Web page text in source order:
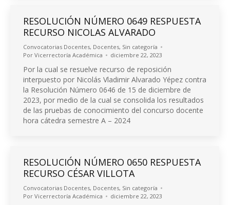
RESOLUCIÓN NÚMERO 0649 RESPUESTA
RECURSO NICOLAS ALVARADO
Convocatorias Docentes, Docentes, Sin categoría
Por Vicerrectoría Académica diciembre 22, 2023
Por la cual se resuelve recurso de reposición
interpuesto por Nicolás Vladimir Alvarado Yépez contra
la Resolución Número 0646 de 15 de diciembre de
2023, por medio de la cual se consolida los resultados
de las pruebas de conocimiento del concurso docente
hora cátedra semestre A – 2024
RESOLUCIÓN NÚMERO 0650 RESPUESTA
RECURSO CÉSAR VILLOTA
Convocatorias Docentes, Docentes, Sin categoría
Por Vicerrectoría Académica diciembre 22, 2023